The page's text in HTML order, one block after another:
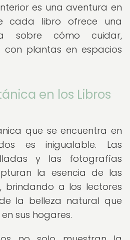
es una aventura en
cada libro ofrece una
sobre cómo cuidar,
plantas en espacios
en los Libros
que se encuentra en
es inigualable. Las
y las fotografías
la esencia de las
brindando a los lectores
la belleza natural que
sus hogares.